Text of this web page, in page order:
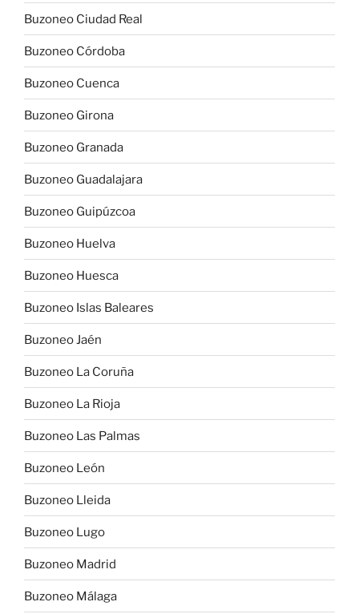
Buzoneo Ciudad Real
Buzoneo Córdoba
Buzoneo Cuenca
Buzoneo Girona
Buzoneo Granada
Buzoneo Guadalajara
Buzoneo Guipúzcoa
Buzoneo Huelva
Buzoneo Huesca
Buzoneo Islas Baleares
Buzoneo Jaén
Buzoneo La Coruña
Buzoneo La Rioja
Buzoneo Las Palmas
Buzoneo León
Buzoneo Lleida
Buzoneo Lugo
Buzoneo Madrid
Buzoneo Málaga